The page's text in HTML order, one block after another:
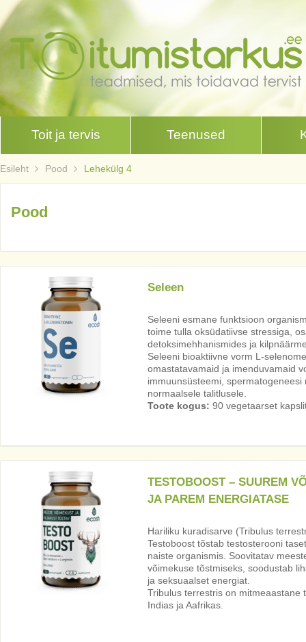
Toit ja tervis Teenused
Esileht Pood Lehekülg 4
Pood
Seleen
Seleeni esmane funktsioon
toime tulla oksüdatiivse stressiga,
detoksimehhanismides ja
Seleeni bioaktiivne vorm L-
omastatavamaid ja imenduvamaid
immuunsüsteemi, spermatogeneesi
normaalsele talitlusele.
Toote kogus: 90 vegetaarset
TESTOBOOST – SUUREM
JA PAREM ENERGIATASE
Hariliku kuradisarve (Tribulus
Testoboost tõstab testosterooni
naiste organismis. Soovitatav
võimekuse tõstmiseks, soodustab
ja seksuaalset energiat.
Tribulus terrestris on mitmeaastane
Indias ja Aafrikas.